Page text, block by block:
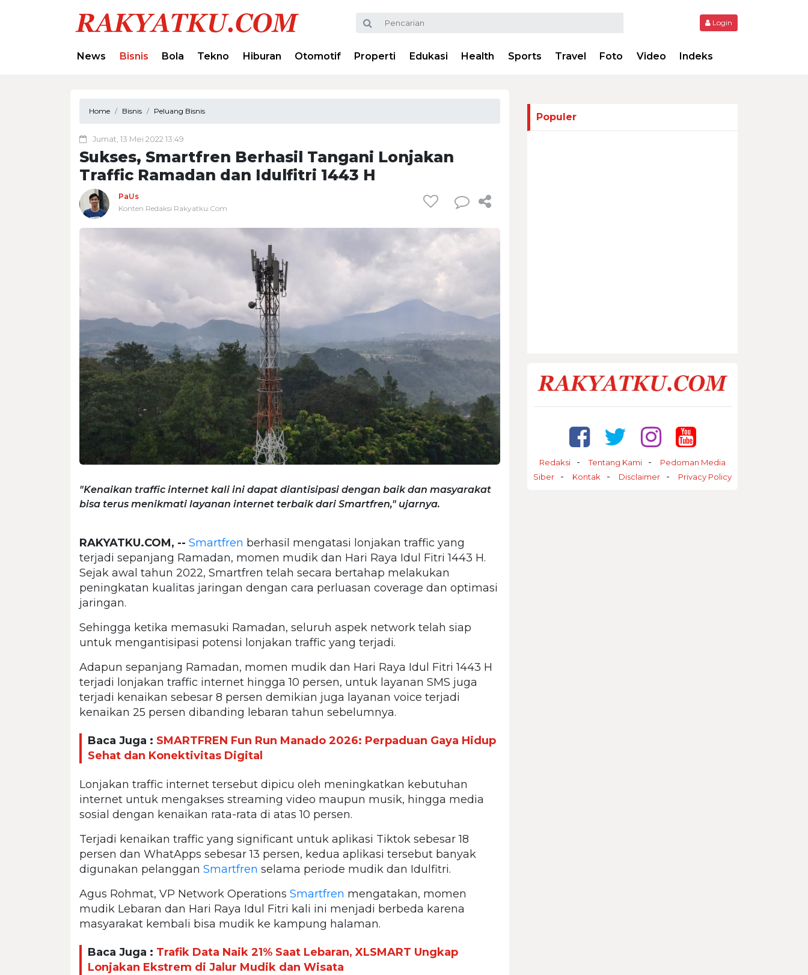
Login
News Bisnis Bola Tekno Hiburan Otomotif Properti Edukasi Health Sports Travel Foto Video Indeks
Home Bisnis Peluang Bisnis
Jumat, 13 Mei 2022 13:49
Sukses, Smartfren Berhasil Tangani Lonjakan
Traffic Ramadan dan Idulfitri 1443 H
PaUs
Konten Redaksi Rakyatku.Com
"Kenaikan traffic internet kali ini dapat diantisipasi dengan baik dan masyarakat
bisa terus menikmati layanan internet terbaik dari Smartfren," ujarnya.
RAKYATKU.COM, -- Smartfren berhasil mengatasi lonjakan traffic yang
terjadi sepanjang Ramadan, momen mudik dan Hari Raya Idul Fitri 1443 H.
Sejak awal tahun 2022, Smartfren telah secara bertahap melakukan
peningkatan kualitas jaringan dengan cara perluasan coverage dan optimasi
jaringan.
Sehingga ketika memasuki Ramadan, seluruh aspek network telah siap
untuk mengantisipasi potensi lonjakan traffic yang terjadi.
Adapun sepanjang Ramadan, momen mudik dan Hari Raya Idul Fitri 1443 H
terjadi lonjakan traffic internet hingga 10 persen, untuk layanan SMS juga
terjadi kenaikan sebesar 8 persen demikian juga layanan voice terjadi
kenaikan 25 persen dibanding lebaran tahun sebelumnya.
Baca Juga : SMARTFREN Fun Run Manado 2026: Perpaduan Gaya Hidup
Sehat dan Konektivitas Digital
Lonjakan traffic internet tersebut dipicu oleh meningkatkan kebutuhan
internet untuk mengakses streaming video maupun musik, hingga media
sosial dengan kenaikan rata-rata di atas 10 persen.
Terjadi kenaikan traffic yang significant untuk aplikasi Tiktok sebesar 18
persen dan WhatApps sebesar 13 persen, kedua aplikasi tersebut banyak
digunakan pelanggan Smartfren selama periode mudik dan Idulfitri.
Agus Rohmat, VP Network Operations Smartfren mengatakan, momen
mudik Lebaran dan Hari Raya Idul Fitri kali ini menjadi berbeda karena
masyarakat kembali bisa mudik ke kampung halaman.
Baca Juga : Trafik Data Naik 21% Saat Lebaran, XLSMART Ungkap
Lonjakan Ekstrem di Jalur Mudik dan Wisata
Populer
Redaksi Tentang Kami
Pedoman Media
Siber
Kontak Disclaimer Privacy Policy